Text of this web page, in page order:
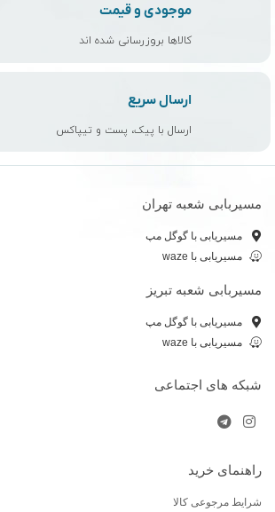
موجودی و قیمت
کالاها بروزرسانی شده اند
ارسال سریع
ارسال با پیک، پست و تیپاکس
مسیربابی شعبه تهران
مسیریابی با گوگل مپ
مسیریابی با waze
مسیربابی شعبه تبریز
مسیریابی با گوگل مپ
مسیریابی با waze
شبکه های اجتماعی
راهنمای خرید
شرایط مرجوعی کالا